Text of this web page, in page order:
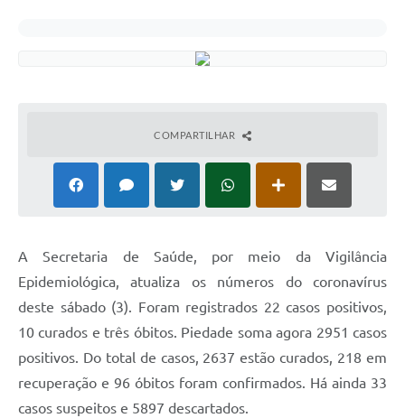
COMPARTILHAR
A Secretaria de Saúde, por meio da Vigilância
Epidemiológica, atualiza os números do coronavírus
deste sábado (3). Foram registrados 22 casos positivos,
10 curados e três óbitos. Piedade soma agora 2951 casos
positivos. Do total de casos, 2637 estão curados, 218 em
recuperação e 96 óbitos foram confirmados. Há ainda 33
casos suspeitos e 5897 descartados.